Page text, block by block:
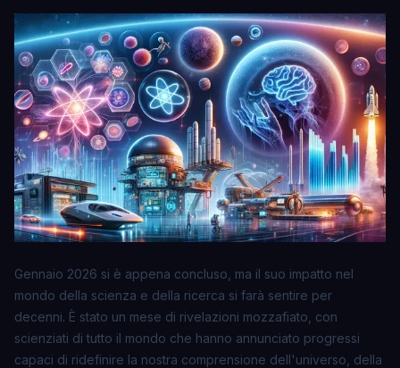
Gennaio 2026 si è appena concluso, ma il suo impatto nel
mondo della scienza e della ricerca si farà sentire per
decenni. È stato un mese di rivelazioni mozzafiato , con
scienziati di tutto il mondo che hanno annunciato progressi
capaci di ridefinire la nostra comprensione dell'universo, della